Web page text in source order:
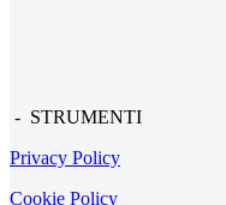
- STRUMENTI
Privacy Policy
Cookie Policy